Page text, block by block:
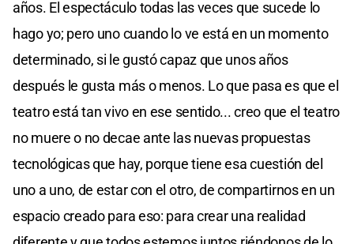
años. El espectáculo todas las veces que sucede lo
hago yo; pero uno cuando lo ve está en un momento
determinado, si le gustó capaz que unos años
después le gusta más o menos. Lo que pasa es que el
teatro está tan vivo en ese sentido... creo que el teatro
no muere o no decae ante las nuevas propuestas
tecnológicas que hay, porque tiene esa cuestión del
uno a uno, de estar con el otro, de compartirnos en un
espacio creado para eso: para crear una realidad